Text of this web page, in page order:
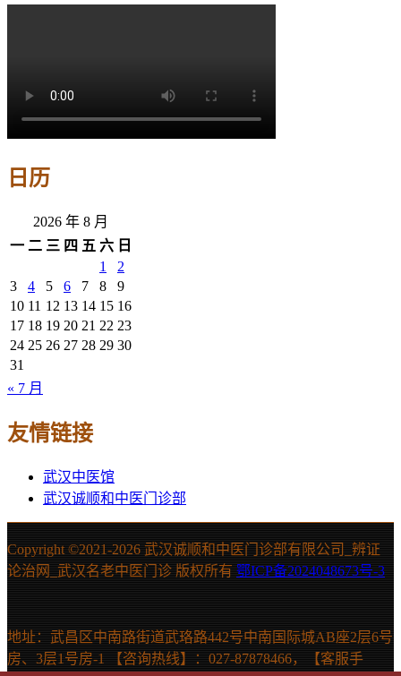
日历
2026 年 8 月
一 二 三 四 五 六 日
1
2
3
4 5 6 7 8
9
10 11 12 13 14 15 16
17 18 19 20 21 22 23
24 25 26 27 28 29 30
31
« 7 月
友情链接
武汉中医馆
武汉诚顺和中医门诊部
Copyright ©2021-2026 武汉诚顺和中医门诊部有限公司_辨证
论治网_武汉名老中医门诊 版权所有 鄂ICP备2024048673号-3
地址：武昌区中南路街道武珞路442号中南国际城AB座2层6号
房、3层1号房-1 【咨询热线】：027-87878466，【客服手